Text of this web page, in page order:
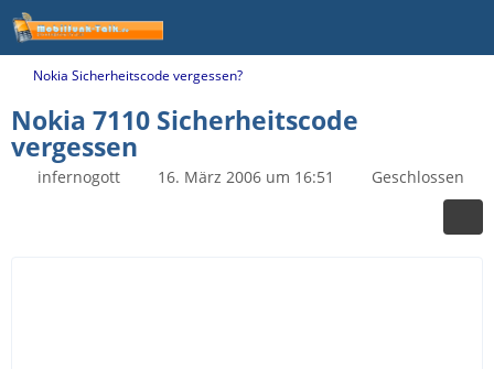
Nokia Sicherheitscode vergessen?
Nokia 7110 Sicherheitscode
vergessen
infernogott 16. März 2006 um 16:51 Geschlossen